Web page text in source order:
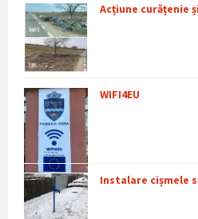
Acțiune curățenie
WIFI4EU
Instalare cișmele